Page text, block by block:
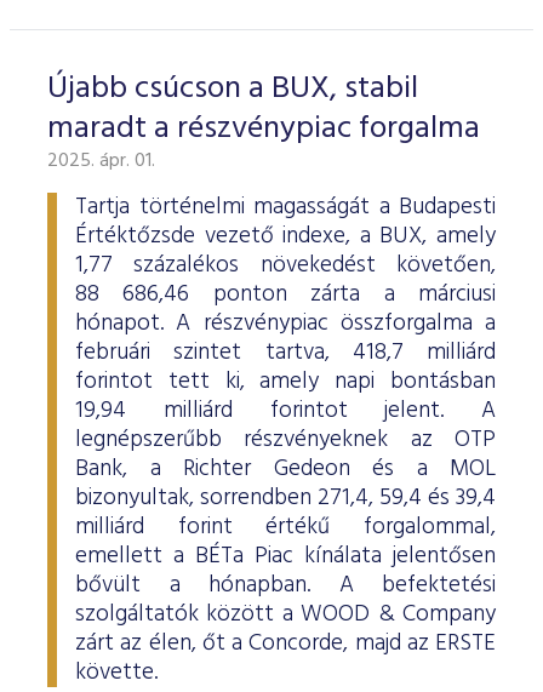
Újabb csúcson a BUX, stabil
maradt a részvénypiac forgalma
2025. ápr. 01.
Tartja történelmi magasságát a Budapesti
Értéktőzsde vezető indexe, a BUX, amely
1,77 százalékos növekedést követően,
88 686,46 ponton zárta a márciusi
hónapot. A részvénypiac összforgalma a
februári szintet tartva, 418,7 milliárd
forintot tett ki, amely napi bontásban
19,94 milliárd forintot jelent. A
legnépszerűbb részvényeknek az OTP
Bank, a Richter Gedeon és a MOL
bizonyultak, sorrendben 271,4, 59,4 és 39,4
milliárd forint értékű forgalommal,
emellett a BÉTa Piac kínálata jelentősen
bővült a hónapban. A befektetési
szolgáltatók között a WOOD & Company
zárt az élen, őt a Concorde, majd az ERSTE
követte.